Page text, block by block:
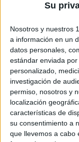
Su
Nosotros y nuestros
a información en un
datos personales,
estándar enviada
personalizado,
investigación de
permiso, nosotros y
localización
características de
su consentimiento a
que llevemos a cabo
Percepción
Publicado el 29
Las funciones
habilidades
organizar,